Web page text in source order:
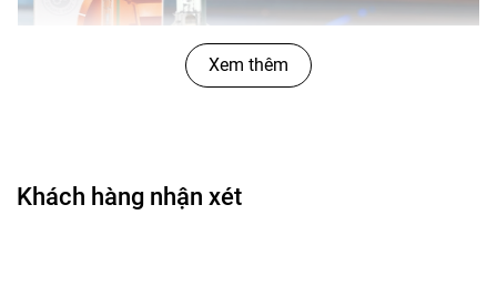
Xem thêm
Khách hàng nhận xét